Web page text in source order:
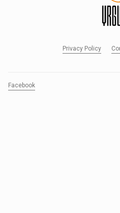
Privacy Policy
Facebook